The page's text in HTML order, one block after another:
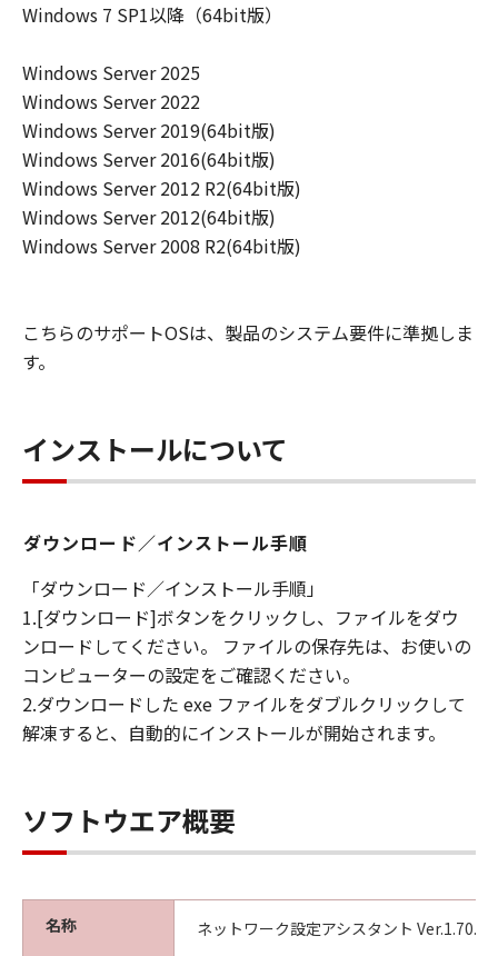
Windows 7 SP1以降（64bit版）
Windows Server 2025
Windows Server 2022
Windows Server 2019(64bit版)
Windows Server 2016(64bit版)
Windows Server 2012 R2(64bit版)
Windows Server 2012(64bit版)
Windows Server 2008 R2(64bit版)
こちらのサポートOSは、製品のシステム要件に準拠しま
す。
インストールについて
ダウンロード／インストール手順
「ダウンロード／インストール手順」
1.[ダウンロード]ボタンをクリックし、ファイルをダウ
ンロードしてください。 ファイルの保存先は、お使いの
コンピューターの設定をご確認ください。
2.ダウンロードした exe ファイルをダブルクリックして
解凍すると、自動的にインストールが開始されます。
ソフトウエア概要
名称 ネットワーク設定アシスタント Ver.1.70.0